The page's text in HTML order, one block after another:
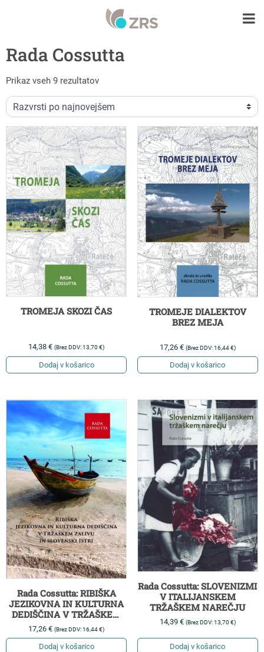
Rada Cossutta
Prikaz vseh 9 rezultatovRazvrščeno po datumu
TROMEJA SKOZI ČAS
14,38€ (Brez DDV:13,70€)
Dodaj v košarico
TROMEJE DIALEKTOV
BREZ MEJA
17,26 € (Brez DDV:16,44€)
Dodaj v košarico
Rada Cossutta: RIBIŠKA
JEZIKOVNA IN KULTURNA
DEDIŠČINA V TRŽAŠKEM
ZALIVU IN SLOVENSKI
ISTRI
17,26€ (Brez DDV:16,44€)
Dodaj v košarico
Rada Cossutta: SLOVENIZMI
V ITALIJANSKEM
TRŽAŠKEM NAREČJU
14,39 € (Brez DDV:13,70 €)
Dodaj v košarico